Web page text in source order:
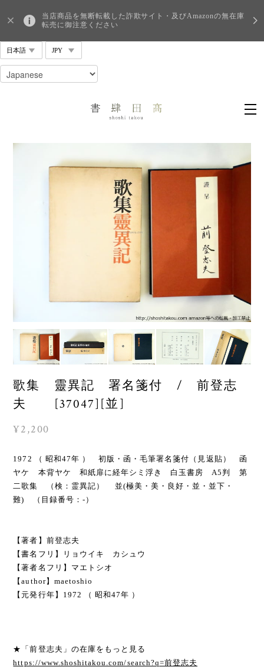
当店商品を無断転載した詐欺サイト・及びAmazonの無在庫
転売に御注意ください
歌集 靈異記 署名箋付 / 前登志
夫 [37047][並]
¥2,200
1972 （ 昭和47年 ） 初版・函・毛筆署名箋付（見返貼） 函
ヤケ 本背ヤケ 和紙扉に経年シミ浮き 白玉書房 A5判 第
二歌集 （検：霊異記） 並(極美・美・良好・並・並下・
難) （目録番号：-）
【著者】前登志夫
【書名フリ】リョウイキ カシュウ
【著者名フリ】マエトシオ
【author】maetoshio
【元発行年】1972 （ 昭和47年 ）
★「前登志夫」の在庫をもっと見る
https://www.shoshitakou.com/search?q=前登志夫